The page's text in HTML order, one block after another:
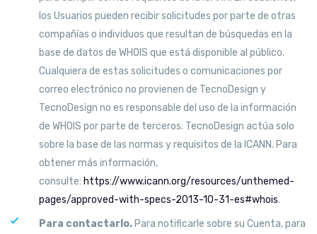
los Usuarios pueden recibir solicitudes por parte de otras
compañías o individuos que resultan de búsquedas en la
base de datos de WHOIS que está disponible al público.
Cualquiera de estas solicitudes o comunicaciones por
correo electrónico no provienen de TecnoDesign y
TecnoDesign no es responsable del uso de la información
de WHOIS por parte de terceros. TecnoDesign actúa solo
sobre la base de las normas y requisitos de la ICANN. Para
obtener más información,
consulte: https://www.icann.org/resources/unthemed-
pages/approved-with-specs-2013-10-31-es#whois.
Para contactarlo. Para notificarle sobre su Cuenta, para